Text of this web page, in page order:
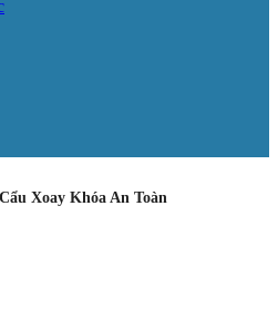
Xoay Khóa An Toàn